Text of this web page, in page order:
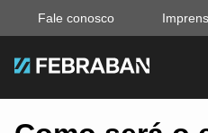
Fale conosco